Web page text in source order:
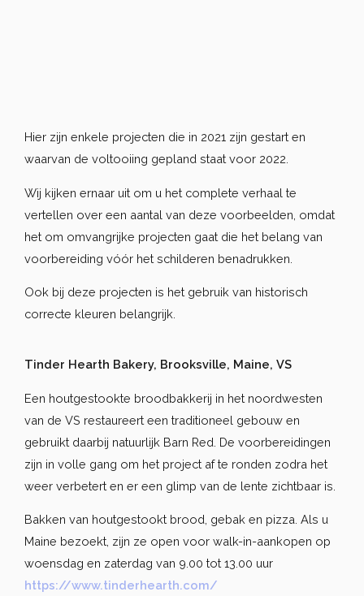
Hier zijn enkele projecten die in 2021 zijn gestart en
waarvan de voltooiing gepland staat voor 2022.
Wij kijken ernaar uit om u het complete verhaal te
vertellen over een aantal van deze voorbeelden, omdat
het om omvangrijke projecten gaat die het belang van
voorbereiding vóór het schilderen benadrukken.
Ook bij deze projecten is het gebruik van historisch
correcte kleuren belangrijk.
Tinder Hearth Bakery, Brooksville, Maine, VS
Een houtgestookte broodbakkerij in het noordwesten
van de VS restaureert een traditioneel gebouw en
gebruikt daarbij natuurlijk Barn Red. De voorbereidingen
zijn in volle gang om het project af te ronden zodra het
weer verbetert en er een glimp van de lente zichtbaar is.
Bakken van houtgestookt brood, gebak en pizza. Als u
Maine bezoekt, zijn ze open voor walk-in-aankopen op
woensdag en zaterdag van 9.00 tot 13.00 uur
https://www.tinderhearth.com/